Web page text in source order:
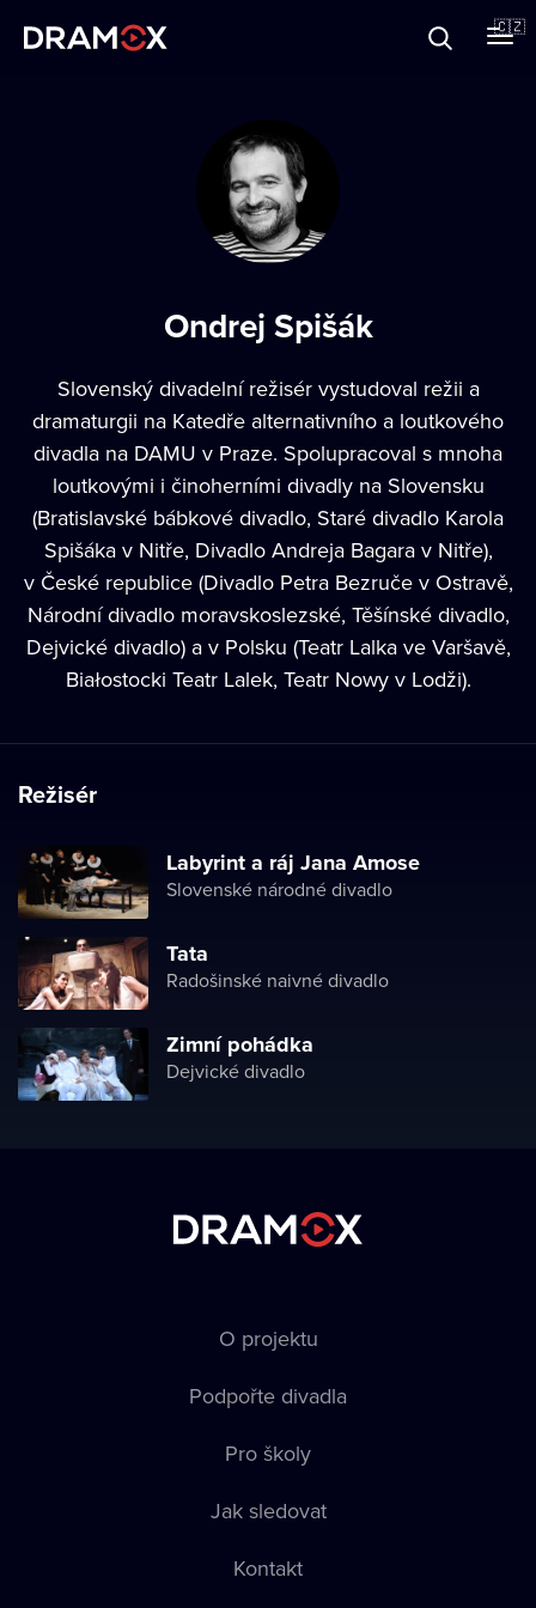
🇨🇿
Ondrej Spišák
Slovenský divadelní režisér vystudoval režii a
dramaturgii na Katedře alternativního a loutkového
divadla na DAMU v Praze. Spolupracoval s mnoha
loutkovými i činoherními divadly na Slovensku
(Bratislavské bábkové divadlo, Staré divadlo Karola
Spišáka v Nitře, Divadlo Andreja Bagara v Nitře),
v České republice (Divadlo Petra Bezruče v Ostravě,
Národní divadlo moravskoslezské, Těšínské divadlo,
Dejvické divadlo) a v Polsku (Teatr Lalka ve Varšavě,
Białostocki Teatr Lalek, Teatr Nowy v Lodži).
Režisér
Labyrint a ráj Jana Amose
Slovenské národné divadlo
Tata
Radošinské naivné divadlo
Zimní pohádka
Dejvické divadlo
O projektu
Podpořte divadla
Pro školy
Jak sledovat
Kontakt